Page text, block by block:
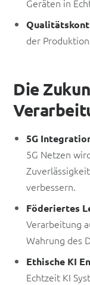
Geräten in
der
Die
5G
5G Netzen
verbessern.
Föderiertes
Verarbeitung
Wahrung des
Ethische KI
Echtzeit KI